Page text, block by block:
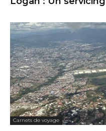
Carnets de voyage